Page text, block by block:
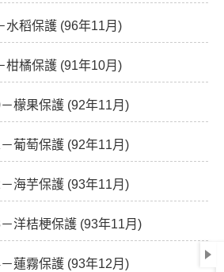
水稻保護 (96年11月)
柑橘保護 (91年10月)
檬果保護 (92年11月)
葡萄保護 (92年11月)
海芋保護 (93年11月)
洋桔梗保護 (93年11月)
蓮霧保護 (93年12月)